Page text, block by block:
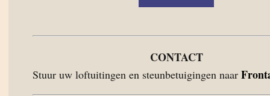
CONTACT
Stuur uw loftuitingen en steunbetuigingen naar